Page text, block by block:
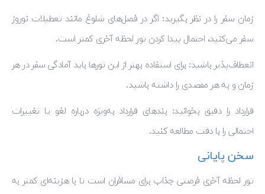
زمان سفر را در نظر بگیرید: اگر در فصل‌های شلوغ مانند تعطیلات نوروز
سفر می‌کنید، احتمال پیدا کردن تور لحظه آخری کمتر است.
انعطاف‌پذیر باشید: برای استفاده بهتر از این تورها باید آمادگی سفر در هر
زمان و به هر مقصدی را داشته باشید.
قرارداد را دقیق بخوانید: بندهای قرارداد به‌ویژه درباره لغو یا تغییرات
احتمالی را با دقت مطالعه کنید.
سخن پایانی
تور لحظه آخری فرصتی جذاب برای مسافران است تا با هزینه‌ای کمتر به